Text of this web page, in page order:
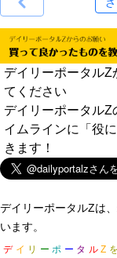
デイリーポータルZ
てください
デイリーポータルZ
イムラインに「役
きます！
デイリーポータルZは
います。
デ イ リ ー ポ ー タ ル Z を